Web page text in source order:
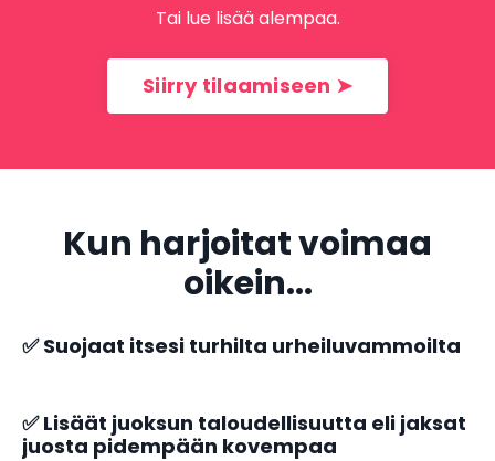
Tai lue lisää alempaa.
Siirry tilaamiseen ➤
Kun harjoitat voimaa
oikein...
✅ Suojaat itsesi turhilta urheiluvammoilta
✅ Lisäät juoksun taloudellisuutta eli jaksat
juosta pidempään kovempaa